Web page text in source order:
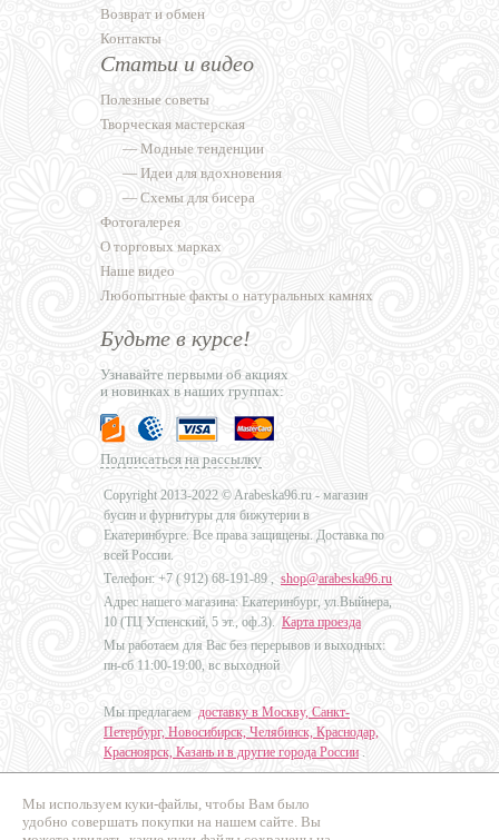
Мы используем куки-файлы, чтобы Вам было
удобно совершать покупки на нашем сайте. Вы
Возврат и обмен
Контакты
Статьи и видео
Полезные советы
Творческая мастерская
— Модные тенденции
— Идеи для вдохновения
— Схемы для бисера
Фотогалерея
О торговых марках
Наше видео
Любопытные факты о натуральных камнях
Будьте в курсе!
Узнавайте первыми об акциях
и новинках в наших группах:
Подписаться на рассылку
Copyright 2013-2022 © Arabeska96.ru - магазин
бусин и фурнитуры для бижутерии в
Екатеринбурге. Все права защищены. Доставка по
всей России.
Телефон: +7 ( 912) 68-191-89 , shop@arabeska96.ru
Адрес нашего магазина: Екатеринбург, ул.Выйнера,
10 (ТЦ Успенский, 5 эт., оф.3). Карта проезда
Мы работаем для Вас без перерывов и выходных:
пн-сб 11:00-19:00, вс выходной
Мы предлагаем доставку в Москву, Санкт-
Петербург, Новосибирск, Челябинск, Краснодар,
Красноярск, Казань и в другие города России .
Дизайн - Наталья Мальцева